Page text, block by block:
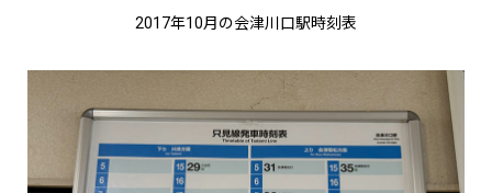
2017年10月の会津川口駅時刻表